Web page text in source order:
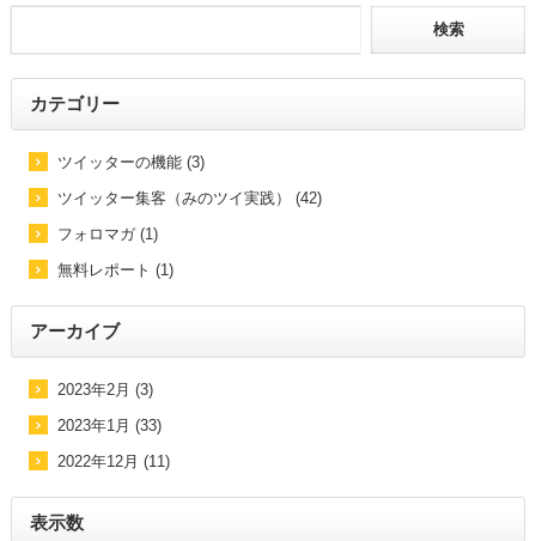
カテゴリー
ツイッターの機能 (3)
ツイッター集客（みのツイ実践） (42)
フォロマガ (1)
無料レポート (1)
アーカイブ
2023年2月 (3)
2023年1月 (33)
2022年12月 (11)
表示数